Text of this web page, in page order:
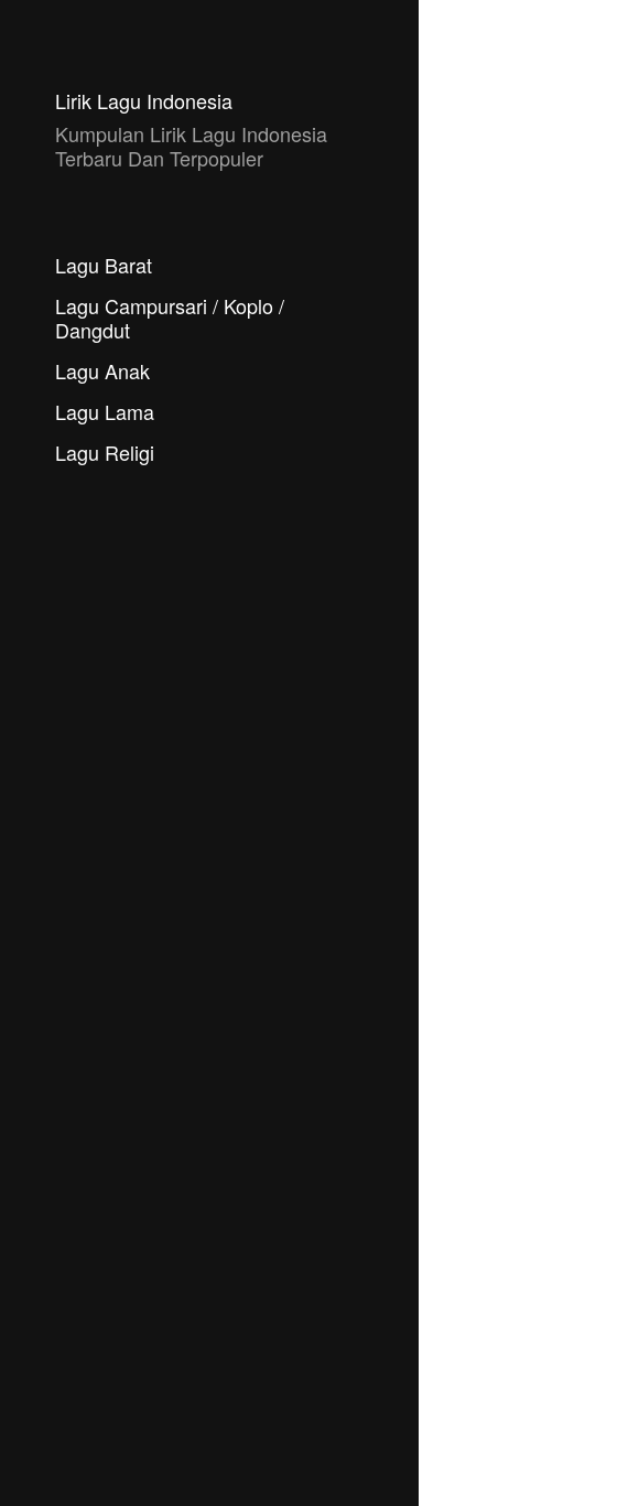
Lirik Lagu Indonesia
Kumpulan Lirik Lagu Indonesia
Terbaru Dan Terpopuler
Lagu Barat
Lagu Campursari / Koplo /
Dangdut
Lagu Anak
Lagu Lama
Lagu Religi